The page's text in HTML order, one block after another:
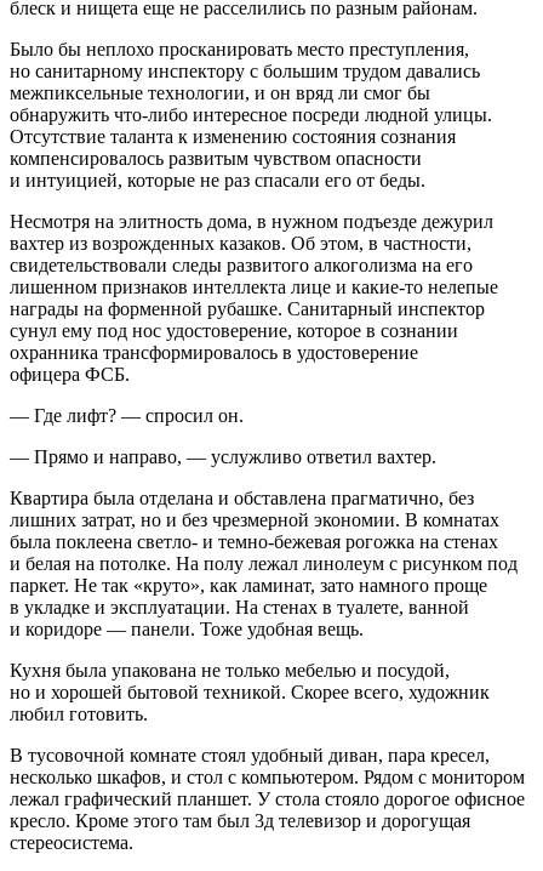
блеск и нищета еще не расселились по разным районам.
Было бы неплохо просканировать место преступления,
но санитарному инспектору с большим трудом давались
межпиксельные технологии, и он вряд ли смог бы
обнаружить что-либо интересное посреди людной улицы.
Отсутствие таланта к изменению состояния сознания
компенсировалось развитым чувством опасности
и интуицией, которые не раз спасали его от беды.
Несмотря на элитность дома, в нужном подъезде дежурил
вахтер из возрожденных казаков. Об этом, в частности,
свидетельствовали следы развитого алкоголизма на его
лишенном признаков интеллекта лице и какие-то нелепые
награды на форменной рубашке. Санитарный инспектор
сунул ему под нос удостоверение, которое в сознании
охранника трансформировалось в удостоверение
офицера ФСБ.
— Где лифт? — спросил он.
— Прямо и направо, — услужливо ответил вахтер.
Квартира была отделана и обставлена прагматично, без
лишних затрат, но и без чрезмерной экономии. В комнатах
была поклеена светло- и темно-бежевая рогожка на стенах
и белая на потолке. На полу лежал линолеум с рисунком под
паркет. Не так «круто», как ламинат, зато намного проще
в укладке и эксплуатации. На стенах в туалете, ванной
и коридоре — панели. Тоже удобная вещь.
Кухня была упакована не только мебелью и посудой,
но и хорошей бытовой техникой. Скорее всего, художник
любил готовить.
В тусовочной комнате стоял удобный диван, пара кресел,
несколько шкафов, и стол с компьютером. Рядом с монитором
лежал графический планшет. У стола стояло дорогое офисное
кресло. Кроме этого там был 3д телевизор и дорогущая
стереосистема.